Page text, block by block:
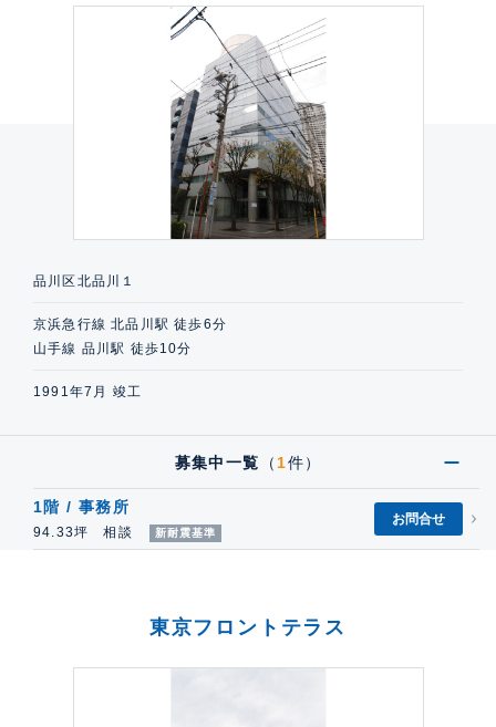
品川区北品川１
京浜急行線 北品川駅 徒歩6分
山手線 品川駅 徒歩10分
1991年7月 竣工
募集中一覧 （1件）
1階 / 事務所
94.33坪 相談 新耐震基準
お問合せ
東京フロントテラス